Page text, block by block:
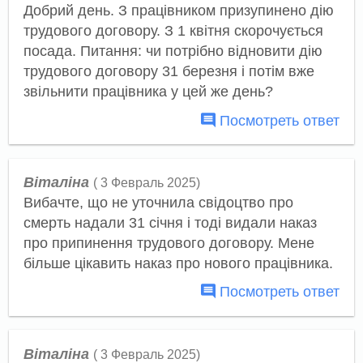
Добрий день. З працівником призупинено дію
трудового договору. З 1 квітня скорочується
посада. Питання: чи потрібно відновити дію
трудового договору 31 березня і потім вже
звільнити працівника у цей же день?
Посмотреть ответ
Віталіна ( 3 Февраль 2025)
Вибачте, що не уточнила свідоцтво про
смерть надали 31 січня і тоді видали наказ
про припинення трудового договору. Мене
більше цікавить наказ про нового працівника.
Посмотреть ответ
Віталіна ( 3 Февраль 2025)